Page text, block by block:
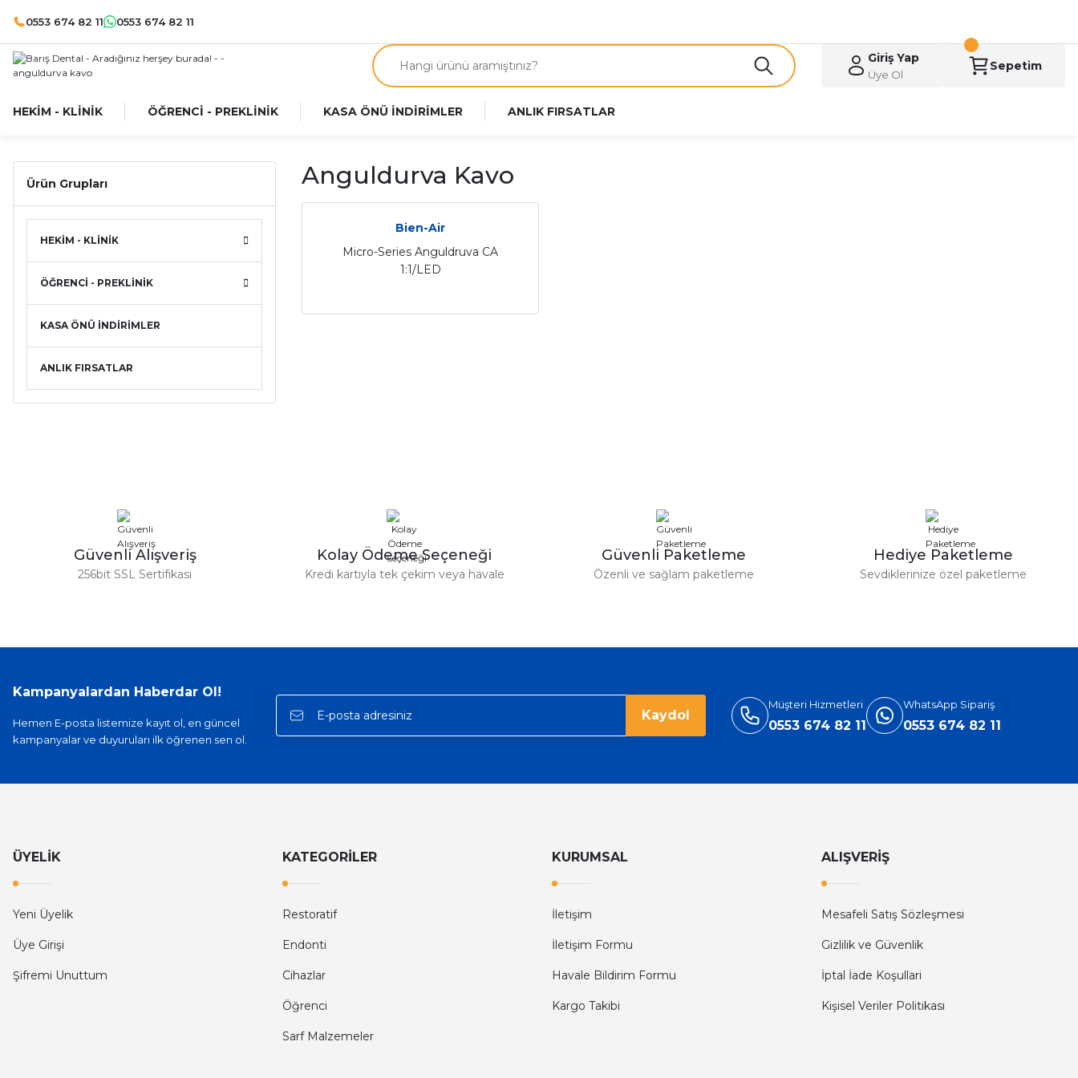
0553 674 82 11 0553 674 82 11
Giriş Yap
Üye Ol
Sepetim
HEKİM - KLİNİK ÖĞRENCİ - PREKLİNİK KASA ÖNÜ İNDİRİMLER ANLIK FIRSATLAR
Ürün Grupları
HEKİM - KLİNİK
ÖĞRENCİ - PREKLİNİK
KASA ÖNÜ İNDİRİMLER
ANLIK FIRSATLAR
Anguldurva Kavo
Bien-Air
Micro-Series Anguldruva CA
1:1/LED
Güvenli Alışveriş
256bit SSL Sertifikası
Kolay Ödeme Seçeneği
Kredi kartıyla tek çekim veya havale
Güvenli Paketleme
Özenli ve sağlam paketleme
Hediye Paketleme
Sevdiklerinize özel paketleme
Kampanyalardan Haberdar Ol!
Hemen E-posta listemize kayıt ol, en güncel
kampanyalar ve duyuruları ilk öğrenen sen ol.
Kaydol
Müşteri Hizmetleri
0553 674 82 11
WhatsApp Sipariş
0553 674 82 11
ÜYELİK
Yeni Üyelik
Üye Girişi
Şifremi Unuttum
KATEGORİLER
Restoratif
Endonti
Cihazlar
Öğrenci
Sarf Malzemeler
KURUMSAL
İletişim
İletişim Formu
Havale Bildirim Formu
Kargo Takibi
ALIŞVERİŞ
Mesafeli Satış Sözleşmesi
Gizlilik ve Güvenlik
İptal İade Koşullari
Kişisel Veriler Politikası